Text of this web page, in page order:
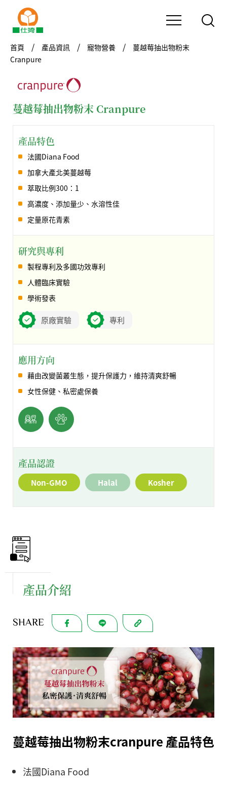
首頁 產品資訊 寵物營養
蔓越莓抽出物粉末
Cranpure
蔓越莓抽出物粉末 Cranpure
產品特色
法國Diana Food
加拿大產北美蔓越莓
萃取比例300：1
高濃度、添加量少、水溶性佳
定量原花青素
研究與專利
製程專利及多國功效專利
人體臨床實驗
學術發表
原廠實驗 專利
應用方向
藉由改變菌叢生態，提升保護力，維持清爽舒暢
女性保健、私密處保養
產品認證
Non-GMO Halal Kosher
產品介紹
SHARE
蔓越莓抽出物粉末cranpure 產品特色
法國Diana Food